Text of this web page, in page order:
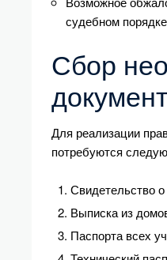
судебном
Сбор
Для реализации
потребуются
Свидетельство
Выписка из
Паспорта всех